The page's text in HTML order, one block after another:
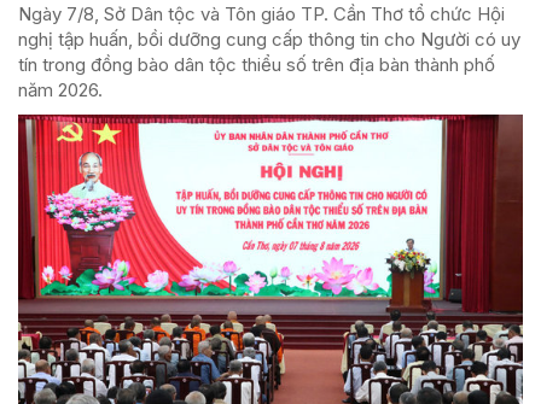
Ngày 7/8, Sở Dân tộc và Tôn giáo TP. Cần Thơ tổ chức Hội
nghị tập huấn, bồi dưỡng cung cấp thông tin cho Người có uy
tín trong đồng bào dân tộc thiểu số trên địa bàn thành phố
năm 2026.